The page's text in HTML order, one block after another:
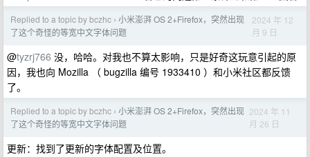
Replied to a topic by bczhc › 小米澎湃 OS 2+Firefox，突然出现
了这个奇怪的等宽中文字体问题
2024 年 12
月 9 日
@tyzrj766 没，哈哈。对我也不算太影响，只是好奇这玩意引起的原
因，我也向 Mozilla （ bugzilla 编号 1933410 ）和小米社区都反馈
了。
Replied to a topic by bczhc › 小米澎湃 OS 2+Firefox，突然出现
了这个奇怪的等宽中文字体问题
2024 年 11
月 26 日
更新：找到了更新的字体配置及位置。